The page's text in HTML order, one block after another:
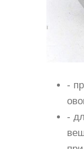
-
-